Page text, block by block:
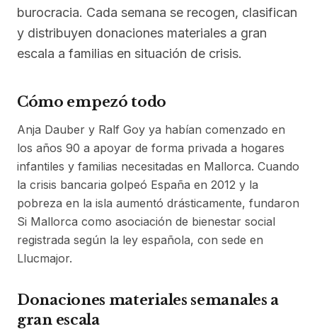
burocracia. Cada semana se recogen, clasifican
y distribuyen donaciones materiales a gran
escala a familias en situación de crisis.
Cómo empezó todo
Anja Dauber y Ralf Goy ya habían comenzado en
los años 90 a apoyar de forma privada a hogares
infantiles y familias necesitadas en Mallorca. Cuando
la crisis bancaria golpeó España en 2012 y la
pobreza en la isla aumentó drásticamente, fundaron
Si Mallorca como asociación de bienestar social
registrada según la ley española, con sede en
Llucmajor.
Donaciones materiales semanales a
gran escala